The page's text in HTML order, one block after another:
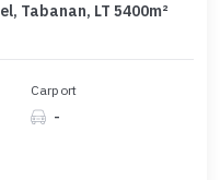
Tabanan, LT 5400m²
Carport
-